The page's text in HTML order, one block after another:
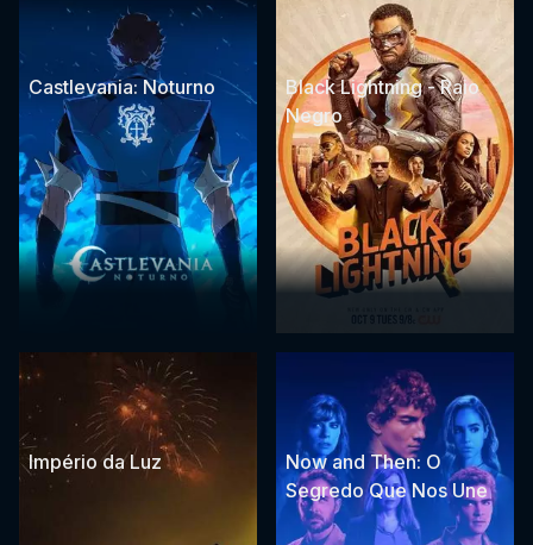
Castlevania: Noturno
Black Lightning - Raio
Negro
Império da Luz
Now and Then: O
Segredo Que Nos Une